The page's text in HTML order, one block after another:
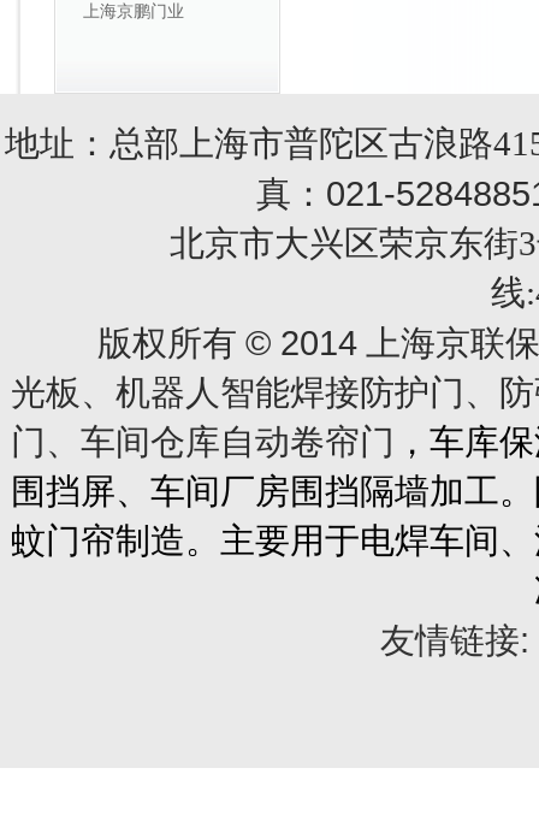
上海京鹏门业
地址：总部上海市普陀区古浪路
真： 021-
北京市大兴区荣京东街3
线
版权所有 © 2014上海京联
光板、机器人智能焊接防护门、
门、车间仓库自动卷帘门 ，车库
围挡屏、车间厂房围挡隔墙加工
蚊门帘制造。主要用于电焊车间
友情链接: